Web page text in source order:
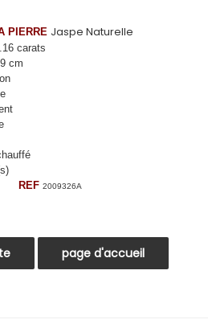
PIERRE Jaspe Naturelle
carats
cm
REF 2009326A